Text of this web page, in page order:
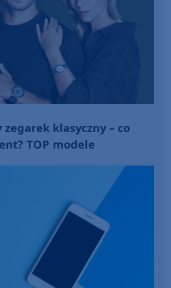
klasyczny – co
TOP modele